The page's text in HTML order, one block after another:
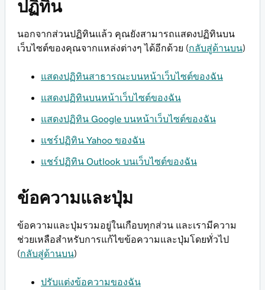
ปฏิทิน
นอกจากส่วนปฏิทินแล้ว คุณยังสามารถแสดงปฏิทินบน
เว็บไซต์ของคุณจากแหล่งต่างๆ ได้อีกด้วย (กลับสู่ด้านบน)
แสดงปฏิทินสาธารณะบนหน้าเว็บไซต์ของฉัน
แสดงปฏิทินบนหน้าเว็บไซต์ของฉัน
แสดงปฏิทิน Google บนหน้าเว็บไซต์ของฉัน
แชร์ปฏิทิน Yahoo ของฉัน
แชร์ปฏิทิน Outlook บนเว็บไซต์ของฉัน
ข้อความและปุ่ม
ข้อความและปุ่มรวมอยู่ในเกือบทุกส่วน และเรามีความ
ช่วยเหลือสำหรับการแก้ไขข้อความและปุ่มโดยทั่วไป
(กลับสู่ด้านบน)
ปรับแต่งข้อความของฉัน